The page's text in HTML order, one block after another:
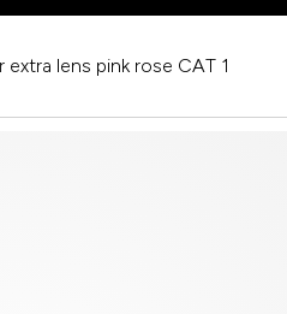
extra lens pink rose CAT 1